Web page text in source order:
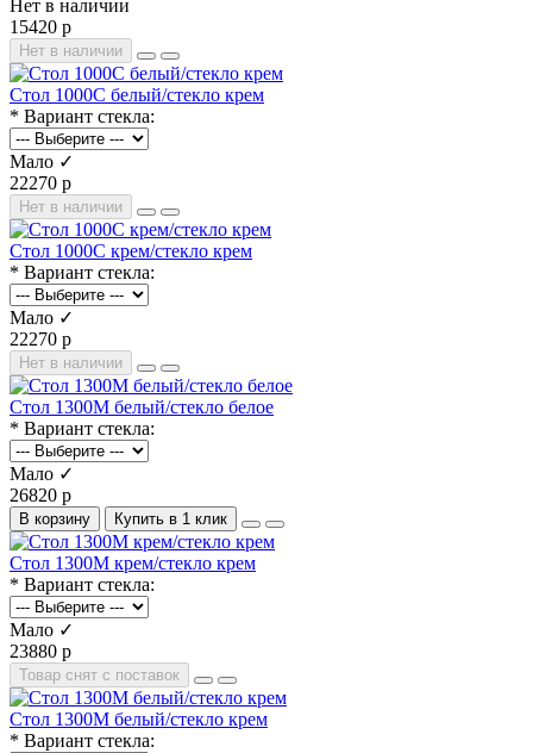
Нет в наличии
15420 р
Нет в наличии
Стол 1000С белый/стекло крем
* Вариант стекла:
Мало ✓
22270 р
Нет в наличии
Стол 1000С крем/стекло крем
* Вариант стекла:
Мало ✓
22270 р
Нет в наличии
Стол 1300М белый/стекло белое
* Вариант стекла:
Мало ✓
26820 р
В корзину Купить в 1 клик
Стол 1300М крем/стекло крем
* Вариант стекла:
Мало ✓
23880 р
Товар снят с поставок
Стол 1300М белый/стекло крем
* Вариант стекла: